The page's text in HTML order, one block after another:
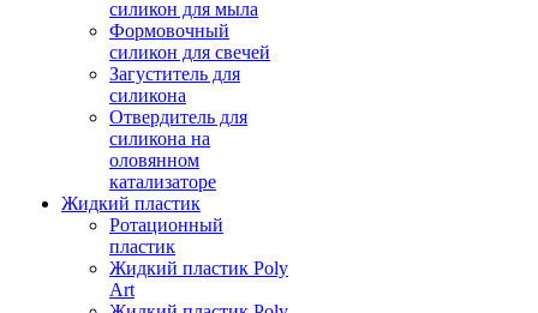
силикон для мыла
Формовочный
силикон для свечей
Загуститель для
силикона
Отвердитель для
силикона на
оловянном
катализаторе
Жидкий пластик
Ротационный
пластик
Жидкий пластик Poly
Art